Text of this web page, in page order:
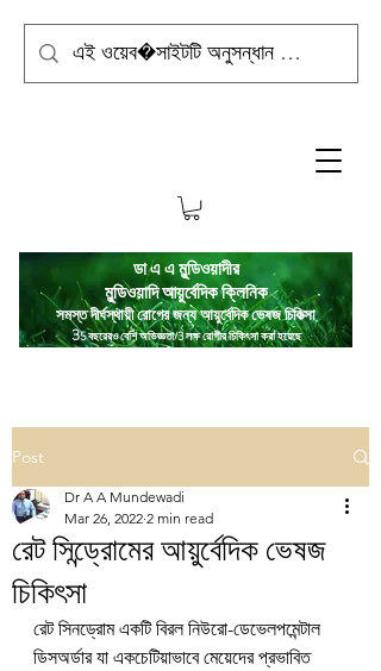
ডা এ এ মুন্ডিওয়াদীর
মুন্ডিওয়াদিআয়ুর্বেদিক ক্লিনিক
সমস্ত দীর্ঘস্থায়ী রোগের জন্য আয়ুর্বেদিক ভেষজ চিকিত্সা
35 বছরেরও বেশি অভিজ্ঞতা/3 লক্ষ রোগীর চিকিৎসা করা হয়েছে
Post
রেট সিন্ড্রোমের আয়ুর্বেদিক ভেষজ
চিকিৎসা
Dr A A Mundewadi
Mar 26, 2022 2 min read
রেট সিনড্রোম একটি বিরল নিউরো-ডেভেলপমেন্টাল
ডিসঅর্ডার যা একচেটিয়াভাবে মেয়েদের প্রভাবিত